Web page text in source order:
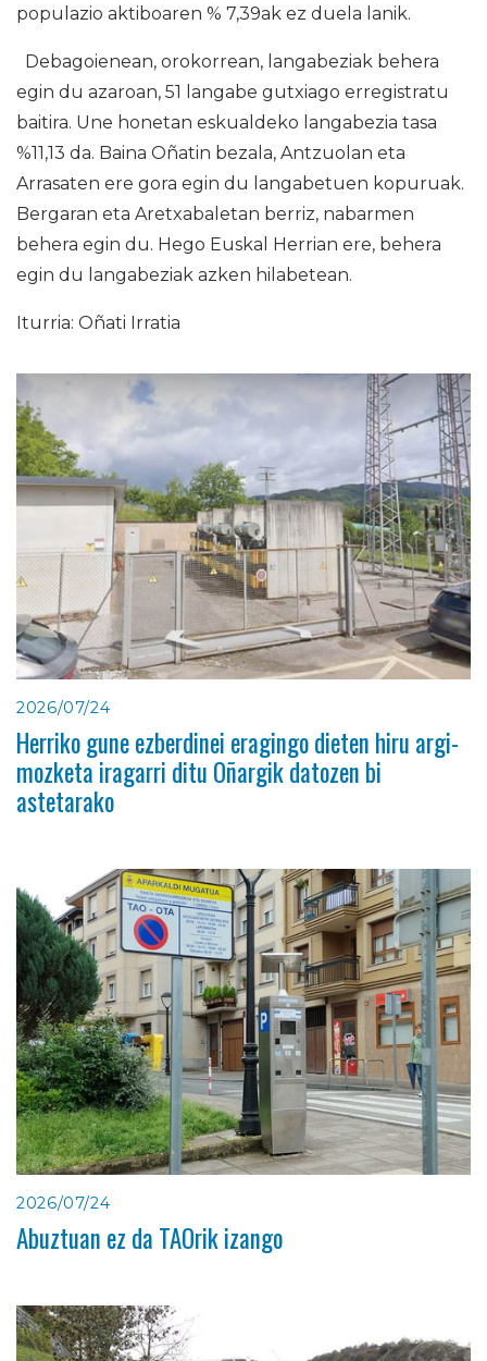
populazio aktiboaren % 7,39ak ez duela lanik.
Debagoienean, orokorrean, langabeziak behera
egin du azaroan, 51 langabe gutxiago erregistratu
baitira. Une honetan eskualdeko langabezia tasa
%11,13 da. Baina Oñatin bezala, Antzuolan eta
Arrasaten ere gora egin du langabetuen kopuruak.
Bergaran eta Aretxabaletan berriz, nabarmen
behera egin du. Hego Euskal Herrian ere, behera
egin du langabeziak azken hilabetean.
Iturria: Oñati Irratia
2026/07/24
Herriko gune ezberdinei eragingo dieten hiru argi-
mozketa iragarri ditu Oñargik datozen bi
astetarako
2026/07/24
Abuztuan ez da TAOrik izango